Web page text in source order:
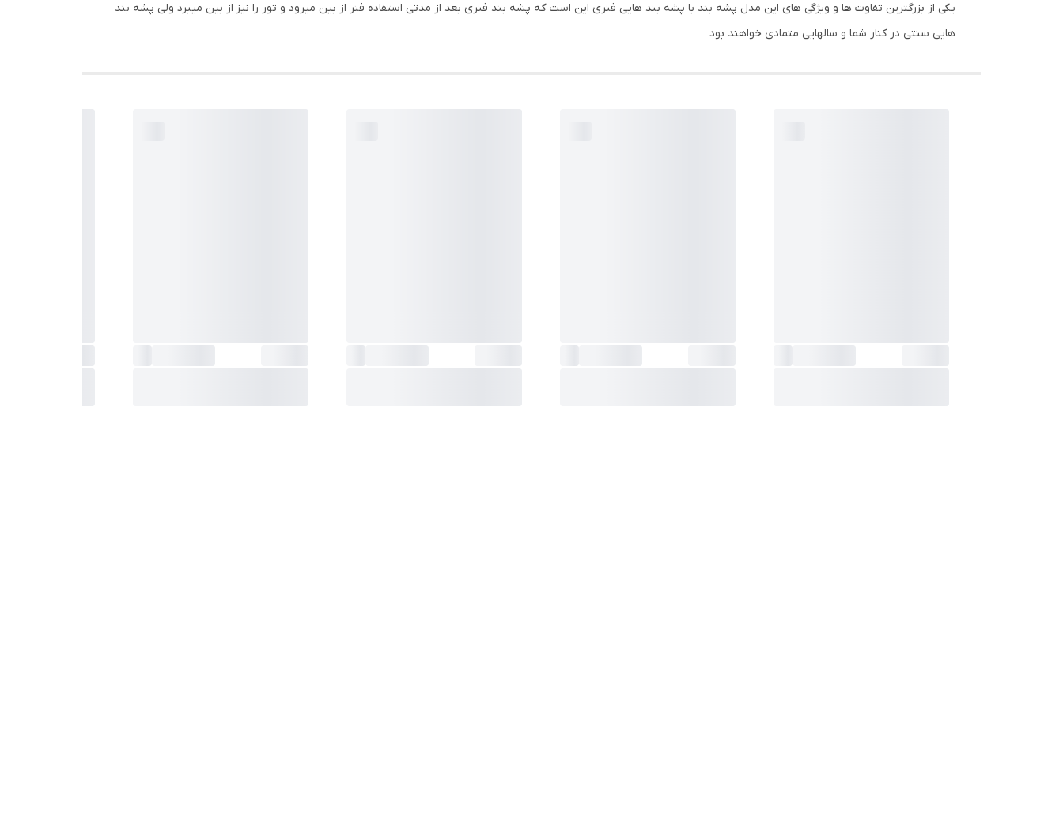
یکی از بزرگترین تفاوت ها و ویژگی های این مدل پشه بند با پشه بند هایی فنری این است که پشه بند فنری بعد از مدتی استفاده فنر از بین میرود و تور را نیز از بین میبرد ولی پشه بند
هایی سنتی در کنار شما و سالهایی متمادی خواهند بود